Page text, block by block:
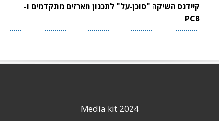
קיידנס השיקה "סוכן-על" לתכנון מארזים מתקדמים ו-
PCB
Media kit 2024